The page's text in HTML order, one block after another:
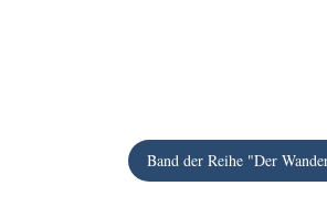
Band der Reihe "Der